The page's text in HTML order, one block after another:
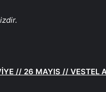
// 26 MAYIS // VESTEL